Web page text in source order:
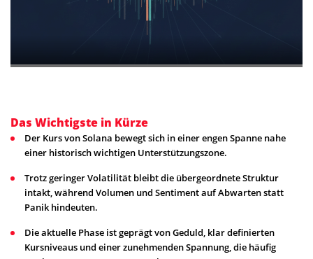
Das Wichtigste in Kürze
Der Kurs von Solana bewegt sich in einer engen Spanne nahe
einer historisch wichtigen Unterstützungszone.
Trotz geringer Volatilität bleibt die übergeordnete Struktur
intakt, während Volumen und Sentiment auf Abwarten statt
Panik hindeuten.
Die aktuelle Phase ist geprägt von Geduld, klar definierten
Kursniveaus und einer zunehmenden Spannung, die häufig